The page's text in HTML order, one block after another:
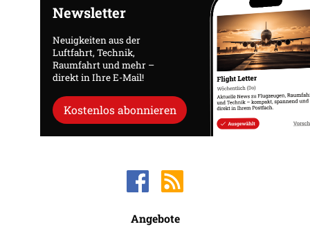
Newsletter
Neuigkeiten aus der
Luftfahrt, Technik,
Raumfahrt und mehr –
direkt in Ihre E-Mail!
Kostenlos abonnieren
Angebote